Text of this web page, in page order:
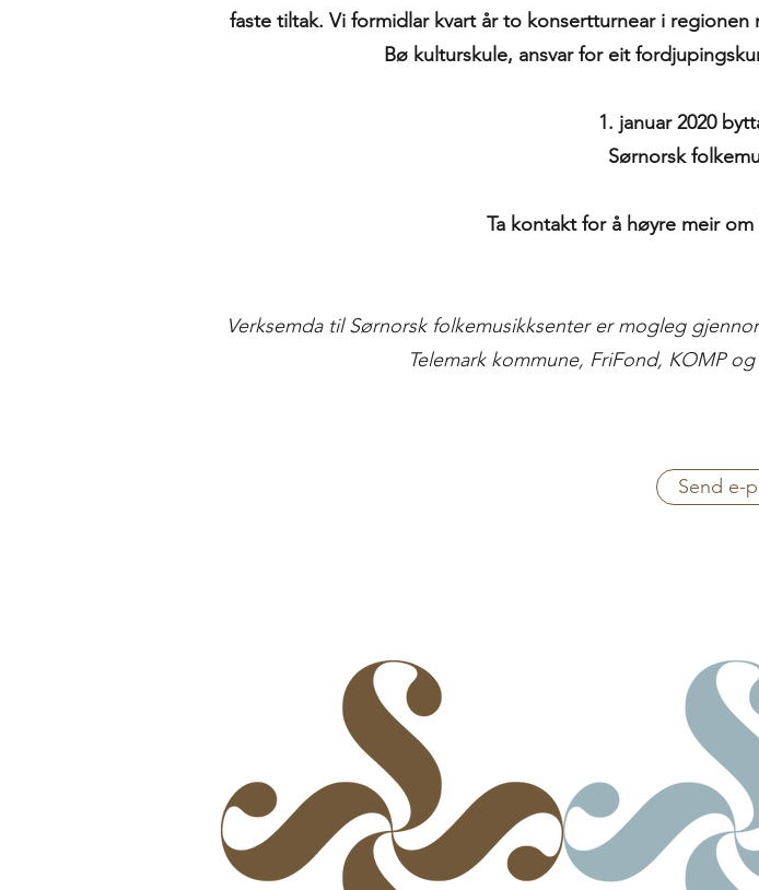
faste tiltak. Vi formidlar kvart år to konsertturnear i
Bø kulturskule, ansvar for eit
1. januar 2020
Sørnorsk
Ta kontakt for å høyre meir
Verksemda til Sørnorsk folkemusikksenter er mogleg
Telemark kommune, FriFond, KOMP
Send e-